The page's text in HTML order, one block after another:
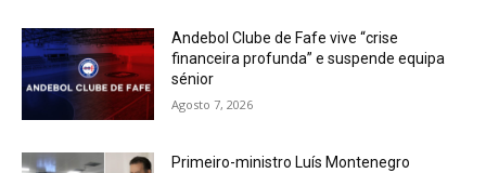
Andebol Clube de Fafe vive “crise
financeira profunda” e suspende equipa
sénior
Agosto 7, 2026
Primeiro-ministro Luís Montenegro